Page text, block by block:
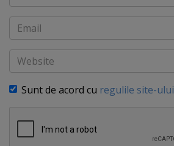
Email
Website
Sunt de acord cu regulile site-ului